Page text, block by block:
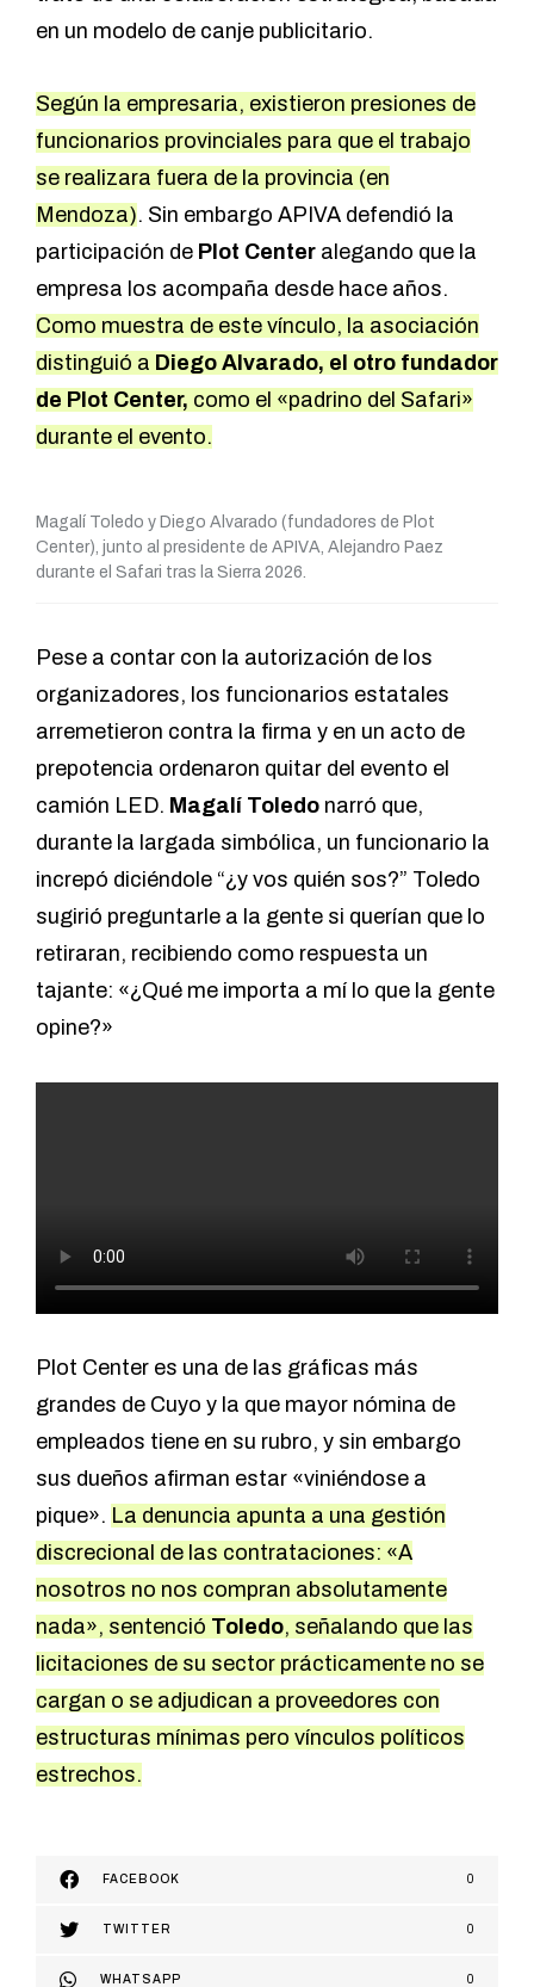
en un modelo de canje publicitario.
Según la empresaria, existieron presiones de
funcionarios provinciales para que el trabajo
se realizara fuera de la provincia (en
Mendoza). Sin embargo APIVA defendió la
participación de Plot Center alegando que la
empresa los acompaña desde hace años.
Como muestra de este vínculo, la asociación
distinguió a Diego Alvarado, el otro fundador
de Plot Center, como el «padrino del Safari»
durante el evento.
Magalí Toledo y Diego Alvarado (fundadores de Plot
Center), junto al presidente de APIVA, Alejandro Paez
durante el Safari tras la Sierra 2026.
Pese a contar con la autorización de los
organizadores, los funcionarios estatales
arremetieron contra la firma y en un acto de
prepotencia ordenaron quitar del evento el
camión LED. Magalí Toledo narró que,
durante la largada simbólica, un funcionario la
increpó diciéndole “¿y vos quién sos?” Toledo
sugirió preguntarle a la gente si querían que lo
retiraran, recibiendo como respuesta un
tajante: «¿Qué me importa a mí lo que la gente
opine?»
Plot Center es una de las gráficas más
grandes de Cuyo y la que mayor nómina de
empleados tiene en su rubro, y sin embargo
sus dueños afirman estar «viniéndose a
pique». La denuncia apunta a una gestión
discrecional de las contrataciones: «A
nosotros no nos compran absolutamente
nada», sentenció Toledo, señalando que las
licitaciones de su sector prácticamente no se
cargan o se adjudican a proveedores con
estructuras mínimas pero vínculos políticos
estrechos.
FACEBOOK 0
TWITTER 0
WHATSAPP 0